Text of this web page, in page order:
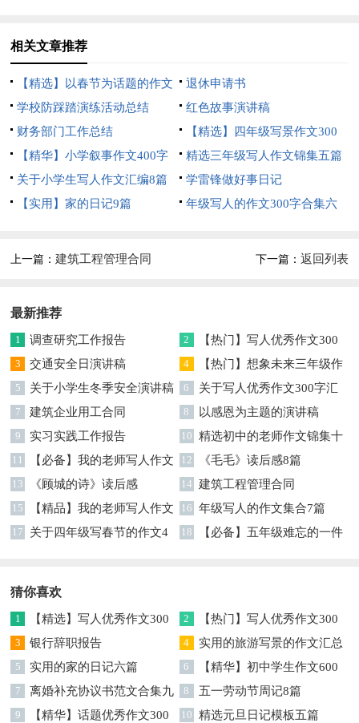
相关文章推荐
【精选】以春节为话题的作文
锦集8篇
退休申请书
学校防踩踏演练活动总结
红色故事演讲稿
财务部门工作总结
【精选】四年级写景作文300
字集合五篇
【精华】小学叙事作文400字
集锦九篇
精选三年级写人作文锦集五篇
关于小学生写人作文汇编8篇
学雷锋做好事日记
【实用】家的日记9篇
年级写人的作文300字合集六
上一篇： 建筑工程管理合同 下一篇： 返回列表
最新推荐
1 调查研究工作报告 2
【热门】写人优秀作文300
字集合7篇
3 交通安全日演讲稿 4
【热门】想象未来三年级作
文汇编7篇
5 关于小学生冬季安全演讲稿 6
关于写人优秀作文300字汇
编六篇
7 建筑企业用工合同 8 以感恩为主题的演讲稿
9 实习实践工作报告 10 精选初中的老师作文锦集十
篇
11
【必备】我的老师写人作文
集合八篇
12 《毛毛》读后感8篇
13 《顾城的诗》读后感 14 建筑工程管理合同
15
【精品】我的老师写人作文
集合5篇
16 年级写人的作文集合7篇
17
关于四年级写春节的作文4
18
【必备】五年级难忘的一件
猜你喜欢
1
【精选】写人优秀作文300
字集锦八篇
2
【热门】写人优秀作文300
字汇总8篇
3 银行辞职报告 4
实用的旅游写景的作文汇总
九篇
5 实用的家的日记六篇 6
【精华】初中学生作文600
字集合十篇
7
离婚补充协议书范文合集九
篇
8 五一劳动节周记8篇
9 【精华】话题优秀作文300 10 精选元旦日记模板五篇